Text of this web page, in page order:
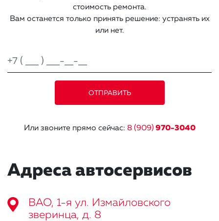
стоимость ремонта.
Вам останется только принять решение: устранять их
или нет.
Или звоните прямо сейчас: 8 (909) 970-3040
Адреса автосервисов
ВАО, 1-я ул. Измайловского
зверинца, д. 8